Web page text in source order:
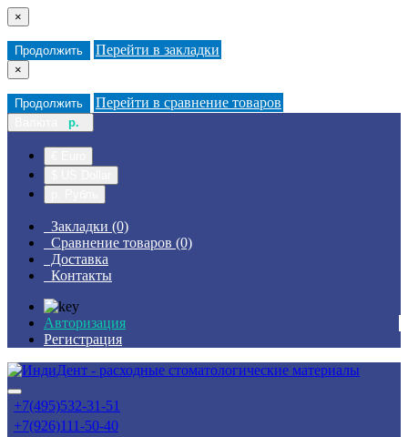
×
Продолжить Перейти в закладки
×
Продолжить Перейти в сравнение товаров
р.
Закладки (0)
Сравнение товаров (0)
Доставка
Контакты
Авторизация
Регистрация
+7(495)532-31-51
+7(926)111-50-40